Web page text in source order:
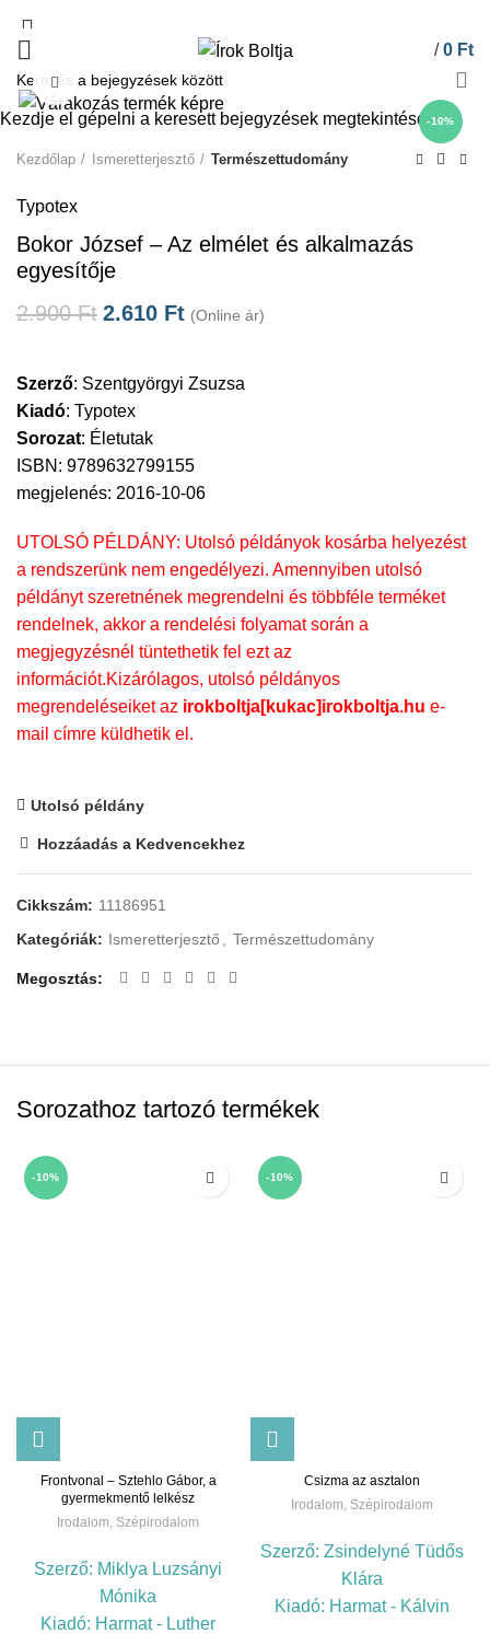
/ 0 Ft
-10%
Click to enlarge
Kezdőlap Ismeretterjesztő Természettudomány
Typotex
Bokor József – Az elmélet és alkalmazás
egyesítője
2.900Ft 2.610 Ft (Online ár)
Szerző: Szentgyörgyi Zsuzsa
Kiadó: Typotex
Sorozat: Életutak
ISBN: 9789632799155
megjelenés: 2016-10-06
UTOLSÓ PÉLDÁNY: Utolsó példányok kosárba helyezést
a rendszerünk nem engedélyezi. Amennyiben utolsó
példányt szeretnének megrendelni és többféle terméket
rendelnek, akkor a rendelési folyamat során a
megjegyzésnél tüntethetik fel ezt az
információt.Kizárólagos, utolsó példányos
megrendeléseiket az irokboltja[kukac]irokboltja.hu e-
mail címre küldhetik el.
Utolsó példány
Hozzáadás a Kedvencekhez
Cikkszám: 11186951
Kategóriák: Ismeretterjesztő , Természettudomány
Megosztás
Sorozathoz tartozó termékek
-10%
Frontvonal – Sztehlo Gábor, a
gyermekmentő lelkész
Irodalom, Szépirodalom
Szerző: Miklya Luzsányi
Mónika
Kiadó: Harmat - Luther
-10%
Csizma az asztalon
Irodalom, Szépirodalom
Szerző: Zsindelyné Tüdős
Klára
Kiadó: Harmat - Kálvin
Kezdje el gépelni a keresett bejegyzések megtekintéséhez.